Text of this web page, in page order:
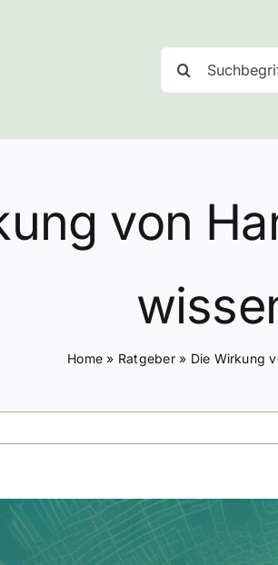
nach:
von
Home » Ratgeber» Die Wirkung